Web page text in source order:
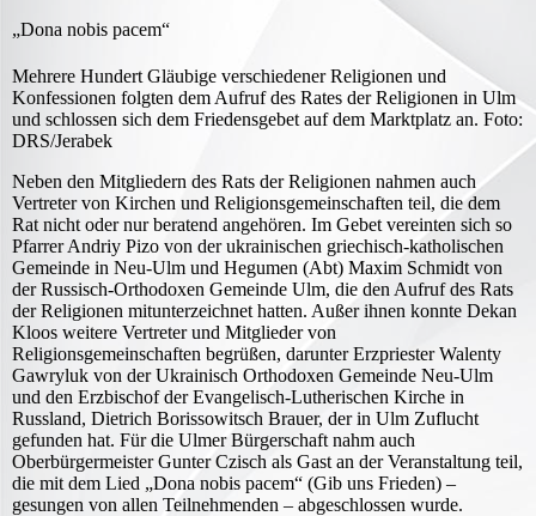
„Dona nobis pacem“
Mehrere Hundert Gläubige verschiedener Religionen und
Konfessionen folgten dem Aufruf des Rates der Religionen in Ulm
und schlossen sich dem Friedensgebet auf dem Marktplatz an. Foto:
DRS/Jerabek
Neben den Mitgliedern des Rats der Religionen nahmen auch
Vertreter von Kirchen und Religionsgemeinschaften teil, die dem
Rat nicht oder nur beratend angehören. Im Gebet vereinten sich so
Pfarrer Andriy Pizo von der ukrainischen griechisch-katholischen
Gemeinde in Neu-Ulm und Hegumen (Abt) Maxim Schmidt von
der Russisch-Orthodoxen Gemeinde Ulm, die den Aufruf des Rats
der Religionen mitunterzeichnet hatten. Außer ihnen konnte Dekan
Kloos weitere Vertreter und Mitglieder von
Religionsgemeinschaften begrüßen, darunter Erzpriester Walenty
Gawryluk von der Ukrainisch Orthodoxen Gemeinde Neu-Ulm
und den Erzbischof der Evangelisch-Lutherischen Kirche in
Russland, Dietrich Borissowitsch Brauer, der in Ulm Zuflucht
gefunden hat. Für die Ulmer Bürgerschaft nahm auch
Oberbürgermeister Gunter Czisch als Gast an der Veranstaltung teil,
die mit dem Lied „Dona nobis pacem“ (Gib uns Frieden) –
gesungen von allen Teilnehmenden – abgeschlossen wurde.